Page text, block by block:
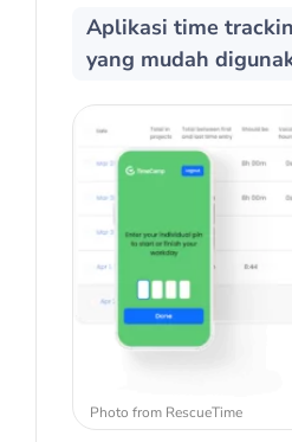
Aplikasi time
yang mudah
Photo from RescueTime